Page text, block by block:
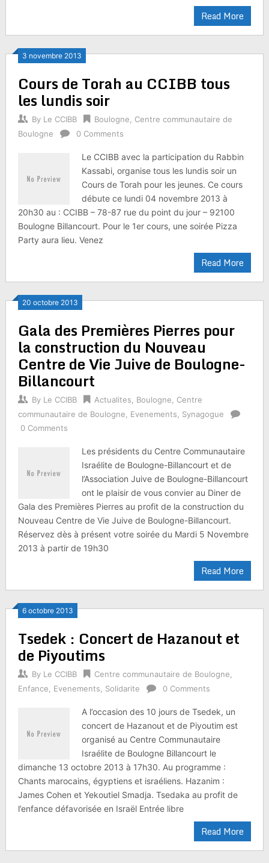
Read More
3 novembre 2013
Cours de Torah au CCIBB tous
les lundis soir
By Le CCIBB Boulogne
Centre communautaire de
Boulogne
0 Comments
Le CCIBB avec la participation du Rabbin
Kassabi, organise tous les lundis soir un
Cours de Torah pour les jeunes. Ce cours
débute ce lundi 04 novembre 2013 à
20h30 au : CCIBB – 78-87 rue du point du jour – 92100
Boulogne Billancourt. Pour le 1er cours, une soirée Pizza
Party aura lieu. Venez
Read More
20 octobre 2013
Gala des Premières Pierres pour
la construction du Nouveau
Centre de Vie Juive de Boulogne-
Billancourt
By Le CCIBB Actualites Boulogne
Centre
communautaire de Boulogne
Evenements
Synagogue
0 Comments
Les présidents du Centre Communautaire
Israélite de Boulogne-Billancourt et de
l’Association Juive de Boulogne-Billancourt
ont le plaisir de vous convier au Diner de
Gala des Premières Pierres au profit de la construction du
Nouveau Centre de Vie Juive de Boulogne-Billancourt.
Réservez dès à présent votre soirée du Mardi 5 Novembre
2013 à partir de 19h30
Read More
6 octobre 2013
Tsedek : Concert de Hazanout et
de Piyoutims
By Le CCIBB Centre communautaire de Boulogne
Enfance
Evenements Solidarite 0 Comments
A l’occasion des 10 jours de Tsedek, un
concert de Hazanout et de Piyoutim est
organisé au Centre Communautaire
Israélite de Boulogne Billancourt le
dimanche 13 octobre 2013 à 17h30. Au programme :
Chants marocains, égyptiens et israéliens. Hazanim :
James Cohen et Yekoutiel Smadja. Tsedaka au profit de
l’enfance défavorisée en Israël Entrée libre
Read More